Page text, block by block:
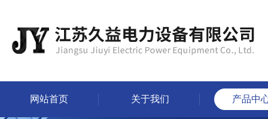
网站首页 关于我们 产品中